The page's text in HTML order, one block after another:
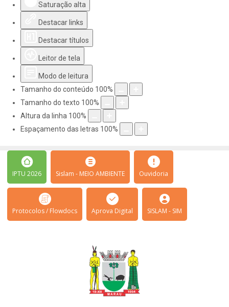
Saturação alta
Destacar links
Destacar títulos
Leitor de tela
Modo de leitura
Tamanho do conteúdo 100%
Tamanho do texto 100%
Altura da linha 100%
Espaçamento das letras 100%
IPTU 2026 Sislam - MEIO AMBIENTE Ouvidoria
Protocolos / Flowdocs Aprova Digital SISLAM - SIM